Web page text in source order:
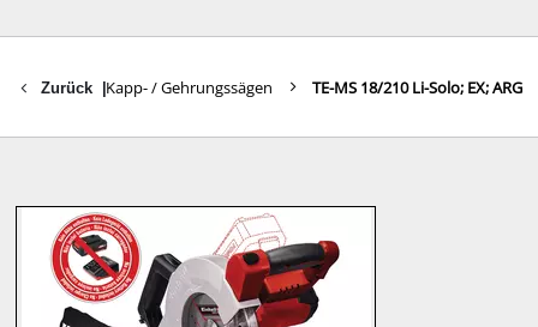
Zurück
Sägen Kapp- / Gehrungssägen TE-MS 18/210 Li-Solo; EX; ARG